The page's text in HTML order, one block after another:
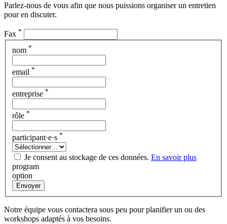
Parlez-nous de vous afin que nous puissions organiser un entretien
pour en discuter.
Fax *
nom *
email *
entreprise *
rôle *
participant·e·s *
Je consent au stockage de ces données. En savoir plus
program
option
Envoyer
Notre équipe vous contactera sous peu pour planifier un ou des
workshops adaptés à vos besoins.